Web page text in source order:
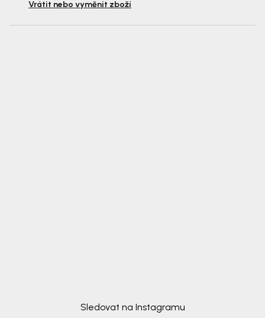
Vrátit nebo vyměnit zboží
Sledovat na Instagramu